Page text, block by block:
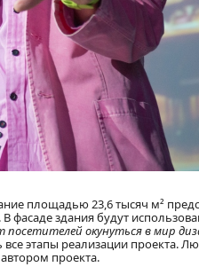
площадью 23,6 тысяч м²
. В фасаде здания будут
окунуться в мир
этапы реализации проекта.
проекта.